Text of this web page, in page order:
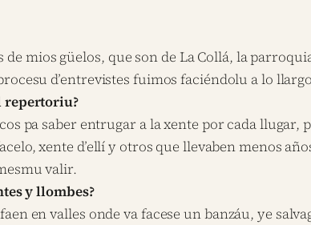
mios güelos, que son de La Collá, la
d’entrevistes fuimos faciéndolu a lo
repertoriu?
pa saber entrugar a la xente por cada llugar,
xente d’ellí y otros que llevaben menos
valir.
y llombes?
en valles onde va facese un banzáu, ye